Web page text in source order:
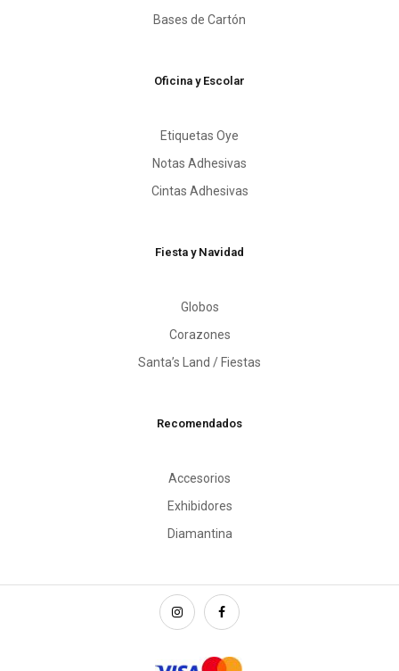
Bases de Cartón
Oficina y Escolar
Etiquetas Oye
Notas Adhesivas
Cintas Adhesivas
Fiesta y Navidad
Globos
Corazones
Santa’s Land / Fiestas
Recomendados
Accesorios
Exhibidores
Diamantina